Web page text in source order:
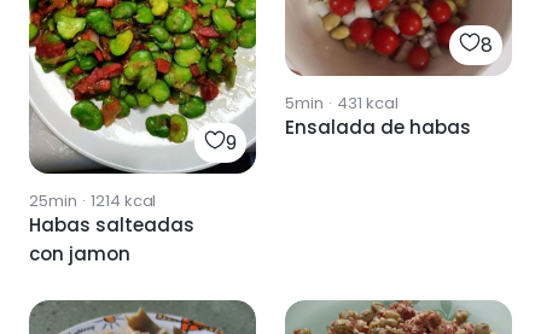
9
25min · 1214 kcal
Habas salteadas
con jamon
8
5min · 431 kcal
Ensalada de habas